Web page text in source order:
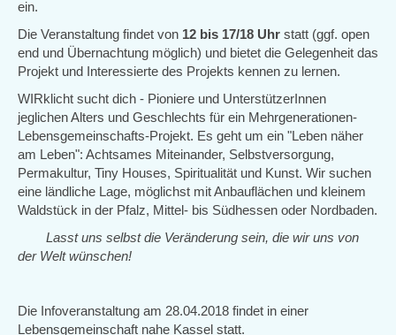
ein.
Die Veranstaltung findet von 12 bis 17/18 Uhr statt (ggf. open
end und Übernachtung möglich) und bietet die Gelegenheit das
Projekt und Interessierte des Projekts kennen zu lernen.
WIRklicht sucht dich - Pioniere und UnterstützerInnen
jeglichen Alters und Geschlechts für ein Mehrgenerationen-
Lebensgemeinschafts-Projekt. Es geht um ein "Leben näher
am Leben": Achtsames Miteinander, Selbstversorgung,
Permakultur, Tiny Houses, Spiritualität und Kunst. Wir suchen
eine ländliche Lage, möglichst mit Anbauflächen und kleinem
Waldstück in der Pfalz, Mittel- bis Südhessen oder Nordbaden.
Lasst uns selbst die Veränderung sein, die wir uns von
der Welt wünschen!
Die Infoveranstaltung am 28.04.2018 findet in einer
Lebensgemeinschaft nahe Kassel statt.